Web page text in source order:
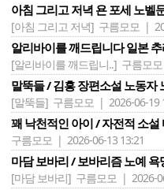
아침 그리고 저녁 욘 포세 노벨
[아침 그리고 저녁] 구름모모 |
알리바이를 깨드립니다 일본
[알리바이를 깨드립니..] 구름모
말뚝들 / 김흥 장편소설 노동자
[말뚝들] 구름모모 | 2026-06-19
꽤 낙천적인 아이 / 자전적 소설
구름모모 | 2026-06-13 13:21
마담 보바리 / 보바리즘 노예 욕
[마담 보바리] 구름모모 | 2026-